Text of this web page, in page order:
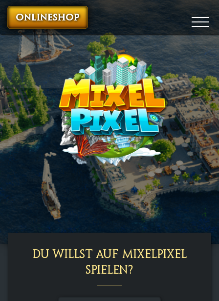
ONLINESHOP
Du willst auf MixelPixel
spielen?